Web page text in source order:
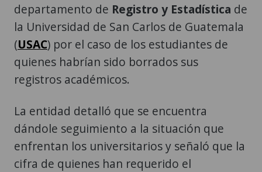
departamento de Registro y Estadística de
la Universidad de San Carlos de Guatemala
(USAC) por el caso de los estudiantes de
quienes habrían sido borrados sus
registros académicos.
La entidad detalló que se encuentra
dándole seguimiento a la situación que
enfrentan los universitarios y señaló que la
cifra de quienes han requerido el